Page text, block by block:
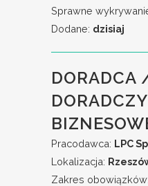
Sprawne
Dodane: dzisiaj
DORADCA
Pracodawca: LPC
Lokalizacja:
Zakres